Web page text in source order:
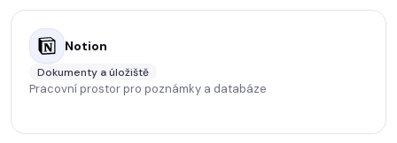
Notion
Dokumenty a úložiště
Pracovní prostor pro poznámky a databáze